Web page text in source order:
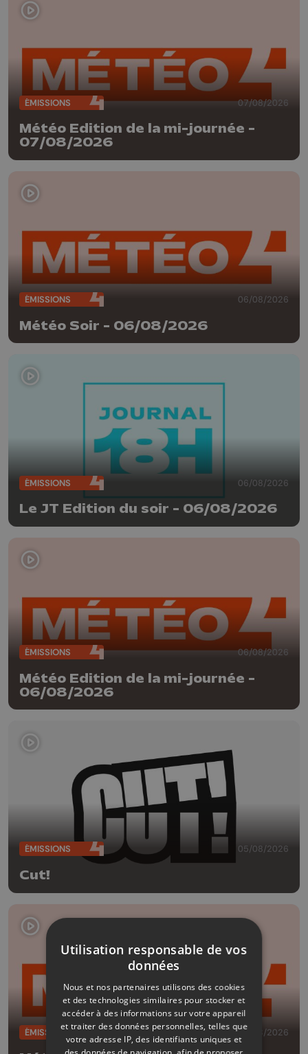
ÉMISSIONS 07/08/2026
Météo Edition de la mi-journée -
07/08/2026
ÉMISSIONS 06/08/2026
Météo Soir - 06/08/2026
ÉMISSIONS 06/08/2026
Le JT Edition du soir - 06/08/2026
ÉMISSIONS 06/08/2026
Météo Edition de la mi-journée -
06/08/2026
ÉMISSIONS 05/08/2026
Cut!
ÉMISSIONS 05/08/2026
Utilisation responsable de vos
données
Nous et nos partenaires utilisons des cookies
et des technologies similaires pour stocker et
accéder à des informations sur votre appareil
et traiter des données personnelles, telles que
votre adresse IP, des identifiants uniques et